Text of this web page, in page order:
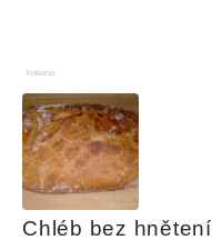
Reklama
Chléb bez hnětení